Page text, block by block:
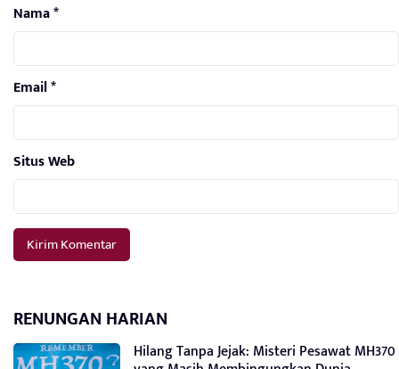
Nama*
Email*
Situs Web
RENUNGAN HARIAN
Hilang Tanpa Jejak: Misteri Pesawat MH370